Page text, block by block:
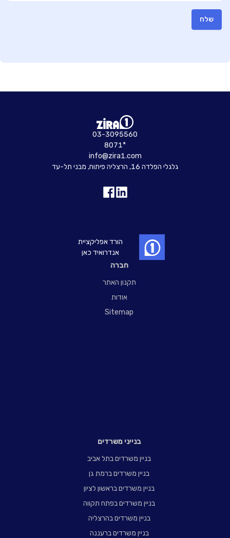
שלח
חברה
תקנון האתר
אודות
Sitemap
בנייני משרדים
בניין משרדים בתל אביב
בניין משרדים ברמת גן
בניין משרדים בראשון לציון
בניין משרדים בפתח תקווה
בניין משרדים בהרצליה
בניין משרדים ברעננה
03-3095560
8071*
info@zira1.com
גלגלי הפלדה 16, הרצליה פיתוח, מבני תל-עד
הורד אפליקציית
אנדרואיד כאן